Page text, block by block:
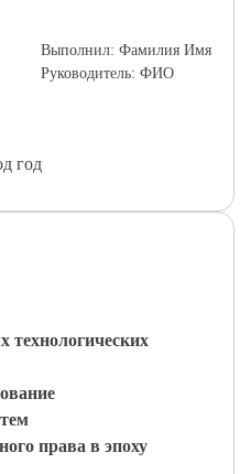
Выполнил: Фамилия Имя
Руководитель: ФИО
год
технологических
права в эпоху